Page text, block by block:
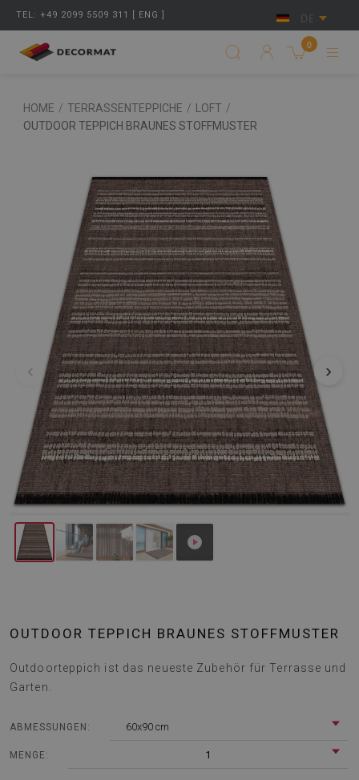
TEL: +49 2099 5509 311 [ ENG ] DE
0
HOME / TERRASSENTEPPICHE / LOFT /
OUTDOOR TEPPICH BRAUNES STOFFMUSTER
‹ ›
OUTDOOR TEPPICH BRAUNES STOFFMUSTER
Outdoorteppich ist das neueste Zubehör für Terrasse und
Garten.
ABMESSUNGEN: 60x90 cm
MENGE: 1